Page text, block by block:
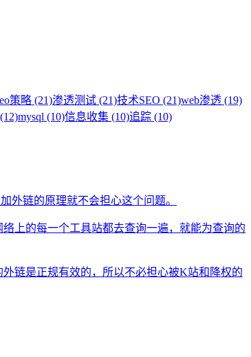
策略 (21)渗透测试 (21)技术SEO (21)web渗透 (19)
mysql (10)信息收集 (10)追踪 (10)
外链的原理就不会担心这个问题。
上的每一个工具站都去查询一遍，就能为查询的
链是正规有效的，所以不必担心被K站和降权的